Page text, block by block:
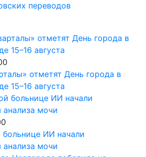
переводов
отметят День города в
15–16 августа
ИИ начали
анализа мочи